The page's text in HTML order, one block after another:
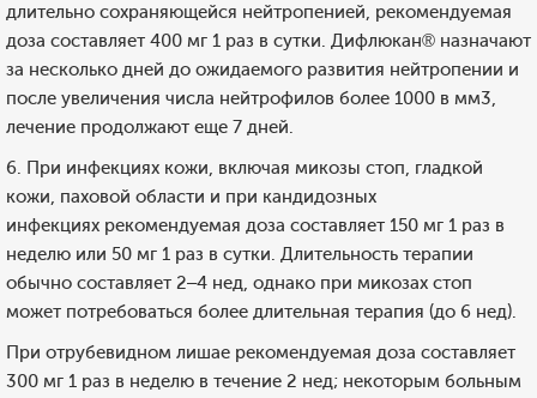
длительно сохраняющейся нейтропенией, рекомендуемая
доза составляет 400 мг 1 раз в сутки. Дифлюкан® назначают
за несколько дней до ожидаемого развития нейтропении и
после увеличения числа нейтрофилов более 1000 в мм3,
лечение продолжают еще 7 дней.
6. При инфекциях кожи, включая микозы стоп, гладкой
кожи, паховой области и при кандидозных
инфекциях рекомендуемая доза составляет 150 мг 1 раз в
неделю или 50 мг 1 раз в сутки. Длительность терапии
обычно составляет 2–4 нед, однако при микозах стоп
может потребоваться более длительная терапия (до 6 нед).
При отрубевидном лишае рекомендуемая доза составляет
300 мг 1 раз в неделю в течение 2 нед; некоторым больным